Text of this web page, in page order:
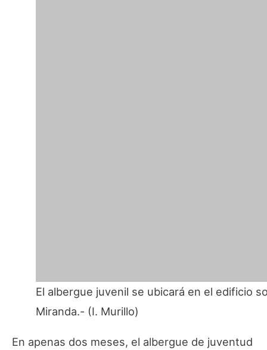
El albergue juvenil se ubicará en el edificio
Miranda.- (I. Murillo)
En apenas dos meses, el albergue de juventud